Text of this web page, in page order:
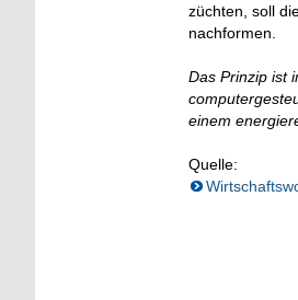
züchten, soll
nachformen.
Das Prinzip ist
einem
Quelle: